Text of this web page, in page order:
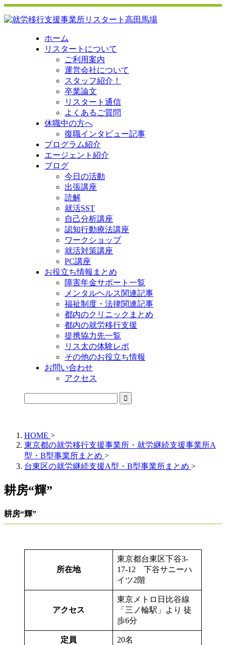
ホーム
リスタートについて
ご利用案内
運営会社について
スタッフ紹介！
卒業論文
リスタート通信
よくあるご質問
休職中の方へ
復職インタビュー記事
プログラム紹介
エージェント紹介
ブログ
今日の活動
出張講座
読解
就活SST
自己分析講座
認知行動療法講座
ワークショップ
就活対策講座
PC講座
お役立ち情報まとめ
障害年金サポート一覧
メンタルヘルス関連記事
福祉制度・法律関連記事
都内のクリニックまとめ
都内の就労移行支援
提携協力先一覧
リス太の体験レポ
その他のお役立ち情報
お問い合わせ
アクセス
HOME >
東京都の就労移行支援事業所・就労継続支援事業所A
型・B型事業所まとめ >
台東区の就労継続支援A型・B型事業所まとめ >
耕房“輝”
耕房“輝”
所在地
東京都台東区下谷3-
17-12 下谷サニーハ
イツ2階
アクセス
東京メトロ日比谷線
「三ノ輪駅」より 徒
歩6分
定員 20名